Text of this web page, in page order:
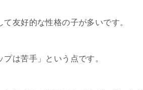
友好的な性格の子が多いです。
は苦手」という点です。